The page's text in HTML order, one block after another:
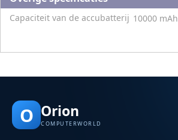
Capaciteit van de accubatterij 10000 mAh
O Orion
COMPUTERWORLD